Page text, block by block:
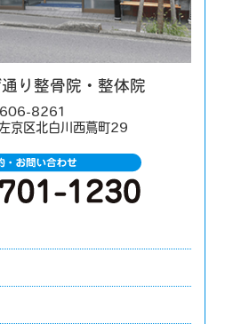
り整骨院・整体院
8261
京区北白川西蔦町29